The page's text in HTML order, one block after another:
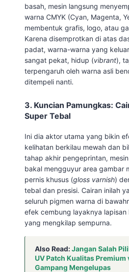
basah, mesin langsung
warna CMYK (Cyan, Magenta,
membentuk grafis, logo, atau
Karena disemprotkan di atas
padat, warna-warna yang
sangat pekat, hidup (vibrant),
terpengaruh oleh warna asli
ditempeli nanti.
3. Kuncian Pamungkas:
Super Tebal
Ini dia aktor utama yang bikin
kelihatan berkilau mewah dan
tahap akhir pengeprintan,
bakal mengguyur area gambar
pernis khusus (gloss varnish)
tebal dan presisi. Cairan inilah
seluruh pigmen warna di
efek cembung layaknya lapisan
yang mengkilap sempurna.
Also Read:Jangan Salah
UV Patch Kualitas Premium
Gampang Mengelupas